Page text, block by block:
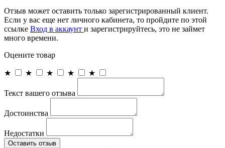
Отзыв может оставить только зарегистрированный клиент.
Если у вас еще нет личного кабинета, то пройдите по этой
ссылке Вход в аккаунт и зарегистрируйтесь, это не займет
много времени.
Оцените товар
★ ★ ★ ★ ★
Текст вашего отзыва
Достоинства
Недостатки
Оставить отзыв